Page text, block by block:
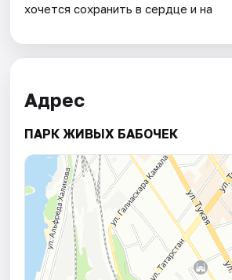
хочется сохранить в сердце и на
Адрес
ПАРК ЖИВЫХ БАБОЧЕК